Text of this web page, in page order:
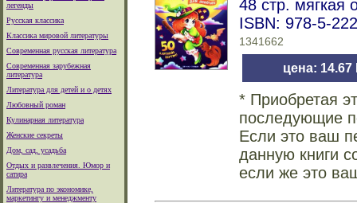
легенды
Русская классика
Классика мировой литературы
Современная русская литература
Современная зарубежная
литература
Литература для детей и о детях
Любовный роман
Кулинарная литература
Женские секреты
Дом, сад, усадьба
Отдых и развлечения. Юмор и
сатира
Литература по экономике,
маркетингу и менеджменту
48 стр. мягкая
ISBN: 978-5-
1341662
цена: 14.67
* Приобретая
последующие
Если это ваш
данную книги
если же это